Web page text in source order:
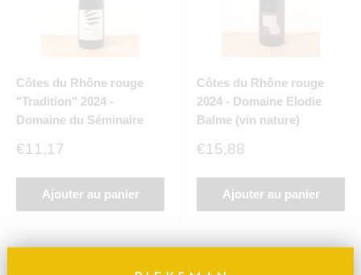
Côtes du Rhône rouge
"Tradition" 2024 -
Domaine du Séminaire
Prix
€11,17
Ajouter au panier
Côtes du Rhône rouge
2024 - Domaine Elodie
Balme (vin nature)
Prix
€15,88
Ajouter au panier